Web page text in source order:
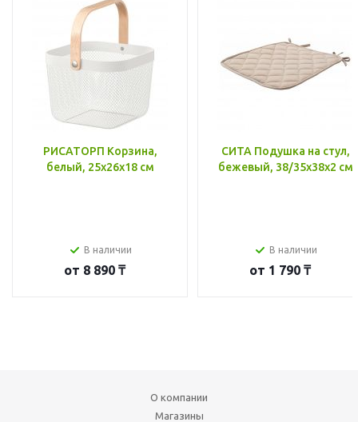
РИСАТОРП Корзина,
белый, 25x26x18 см
В наличии
от 8 890 ₸
СИТА Подушка на стул,
бежевый, 38/35x38x2 см
В наличии
от 1 790 ₸
О компании
Магазины